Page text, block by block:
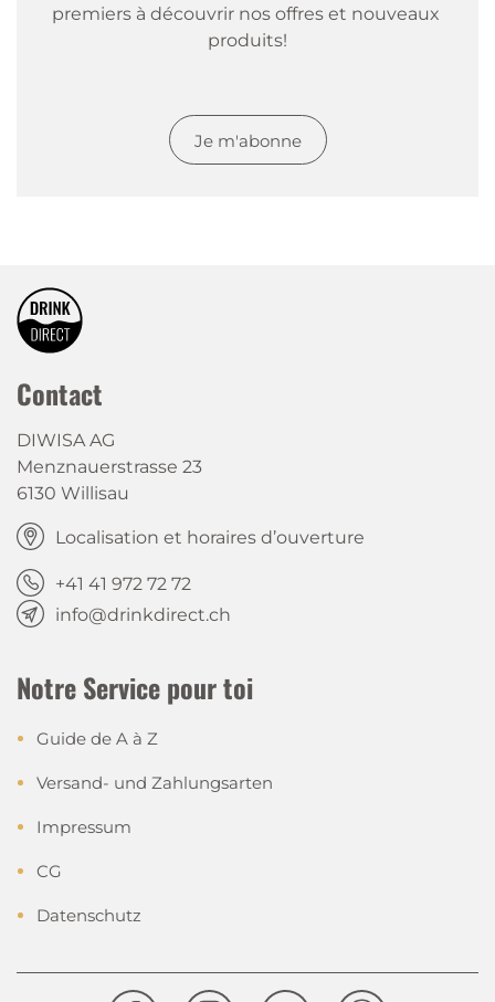
premiers à découvrir nos offres et nouveaux
produits!
Je m'abonne
Contact
DIWISA AG
Menznauerstrasse 23
6130 Willisau
Localisation et horaires d’ouverture
+41 41 972 72 72
info@drinkdirect.ch
Notre Service pour toi
Guide de A à Z
Versand- und Zahlungsarten
Impressum
CG
Datenschutz